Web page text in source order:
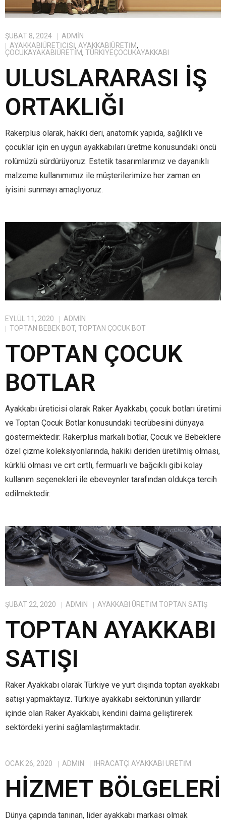
ŞUBAT 8, 2024
ADMIN
AYAKKABIÜRETICISI, AYAKKABIÜRETIM,
ÇOCUKAYAKABIÜRETIM, TÜRKIYEÇOCUKAYAKKABI
ULUSLARARASI İŞ
ORTAKLIĞI
Rakerplus olarak, hakiki deri, anatomik yapıda, sağlıklı ve
çocuklar için en uygun ayakkabıları üretme konusundaki öncü
rolümüzü sürdürüyoruz. Estetik tasarımlarımız ve dayanıklı
malzeme kullanımımız ile müşterilerimize her zaman en
iyisini sunmayı amaçlıyoruz.
EYLÜL 11, 2020
ADMIN
TOPTAN BEBEK BOT, TOPTAN ÇOCUK BOT
TOPTAN ÇOCUK
BOTLAR
Ayakkabı üreticisi olarak Raker Ayakkabı, çocuk botları üretimi
ve Toptan Çocuk Botlar konusundaki tecrübesini dünyaya
göstermektedir. Rakerplus markalı botlar, Çocuk ve Bebeklere
özel çizme koleksiyonlarında, hakiki deriden üretilmiş olması,
kürklü olması ve cırt cırtlı, fermuarlı ve bağcıklı gibi kolay
kullanım seçenekleri ile ebeveynler tarafından oldukça tercih
edilmektedir.
ŞUBAT 22, 2020 ADMIN AYAKKABI ÜRETIM TOPTAN SATIŞ
TOPTAN AYAKKABI
SATIŞI
Raker Ayakkabı olarak Türkiye ve yurt dışında toptan ayakkabı
satışı yapmaktayız. Türkiye ayakkabı sektörünün yıllardır
içinde olan Raker Ayakkabı, kendini daima geliştirerek
sektördeki yerini sağlamlaştırmaktadır.
OCAK 26, 2020 ADMIN IHRACATÇI AYAKKABI ÜRETIM
HIZMET BÖLGELERI
Dünya çapında tanınan, lider ayakkabı markası olmak